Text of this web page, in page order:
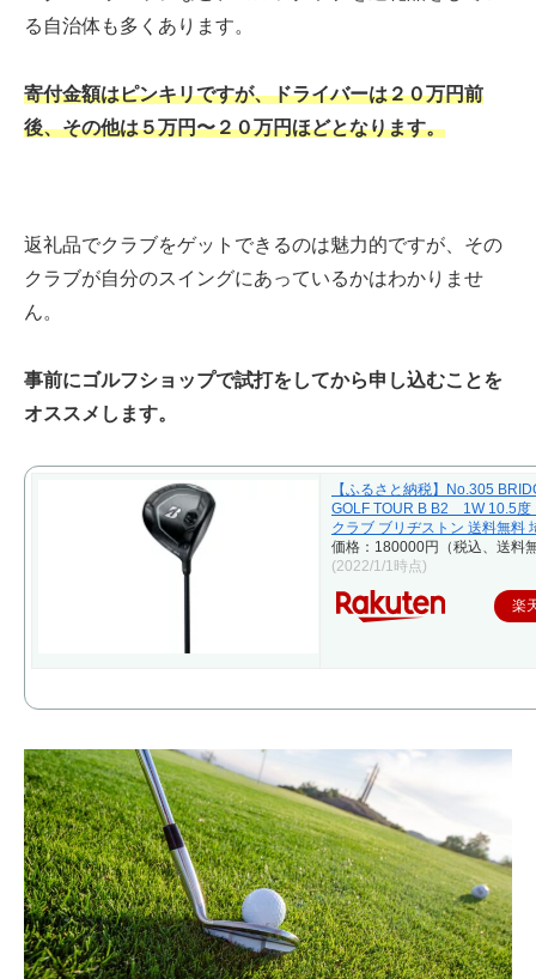
る自治体も多くあります。
寄付金額はピンキリですが、ドライバーは２０万円前
後、その他は５万円〜２０万円ほどとなります。
返礼品でクラブをゲットできるのは魅力的ですが、その
クラブが自分のスイングにあっているかはわかりませ
ん。
事前にゴルフショップで試打をしてから申し込むことを
オススメします。
【ふるさと納税】No.305
GOLF TOUR B B2 1W 10.5度
クラブ ブリヂストン 送料無料
価格：180000円（税込、送料
(2022/1/1時点)
楽